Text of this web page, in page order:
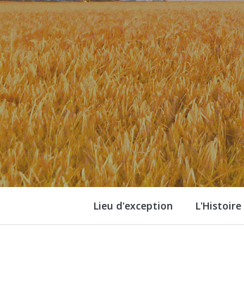
Lieu d'exception L'Histoire